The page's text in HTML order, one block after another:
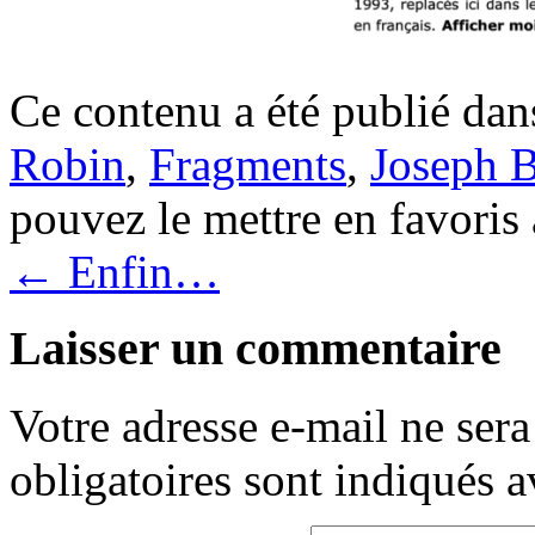
Ce contenu a été publié
Robin, Fragments, Joseph
pouvez le mettre en
← Enfin…
Laisser un commentaire
Votre adresse e-mail ne
obligatoires sont indiqués